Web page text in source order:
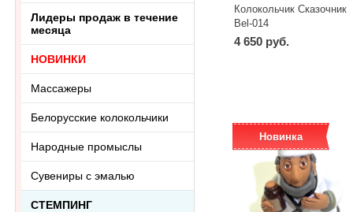
Колокольчик Сказочник
Bel-014
4 650 руб.
Новинка
Лидеры продаж в течение
месяца
НОВИНКИ
Массажеры
Белорусские колокольчики
Народные промыслы
Сувениры с эмалью
СТЕМПИНГ